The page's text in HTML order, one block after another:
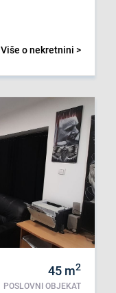
Više o nekretnini >
45 m2
POSLOVNI OBJEKAT